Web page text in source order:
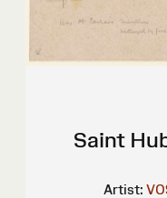
Saint
Artist: